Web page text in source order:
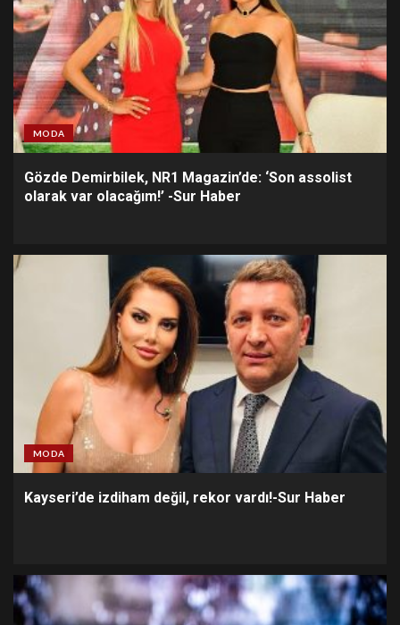
MODA
Gözde Demirbilek, NR1 Magazin’de: ‘Son assolist
olarak var olacağım!’ -Sur Haber
MODA
Kayseri’de izdiham değil, rekor vardı!-Sur Haber